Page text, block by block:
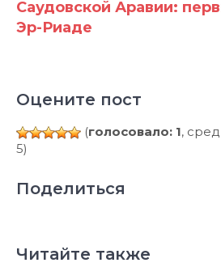
Саудовской Аравии:
Эр-Риаде
Оцените пост
(голосовало: 1,
5)
Поделиться
Читайте также